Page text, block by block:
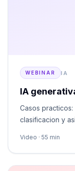
WEBINAR IA
IA
Casos
clasificacion y
Video · 55 min